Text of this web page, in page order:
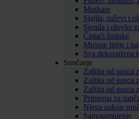
Maskare
Sjajila, ruževi i
Sjenila i olovke
Čistaći šminke
Mirisne linije i
Sva dekorativna
Sunčanje
Zaštita od sunca
Zaštita od sunca
Zaštita od sunca
Priprema za
Njega nakon
Samotamnjenje